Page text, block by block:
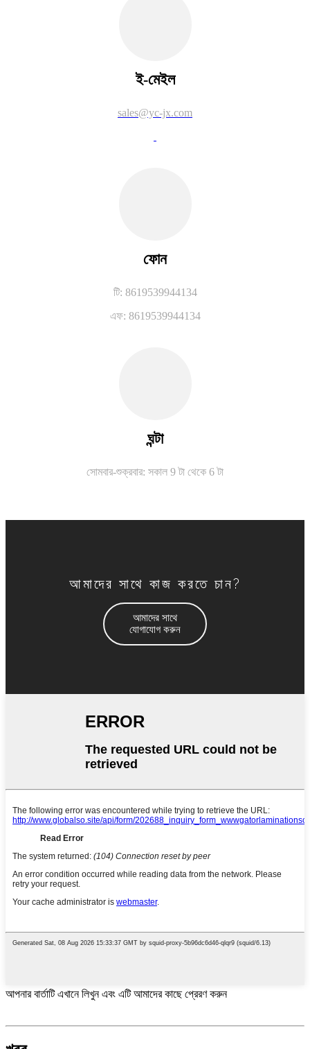
ই-মেইল
sales@yc-jx.com
ফোন
টি: 8619539944134
এফ: 8619539944134
ঘন্টা
সোমবার-শুক্রবার: সকাল 9 টা থেকে 6 টা
আমাদের সাথে কাজ করতে চান?
আমাদের সাথে
যোগাযোগ করুন
আপনার বার্তাটি এখানে লিখুন এবং এটি আমাদের কাছে প্রেরণ করুন